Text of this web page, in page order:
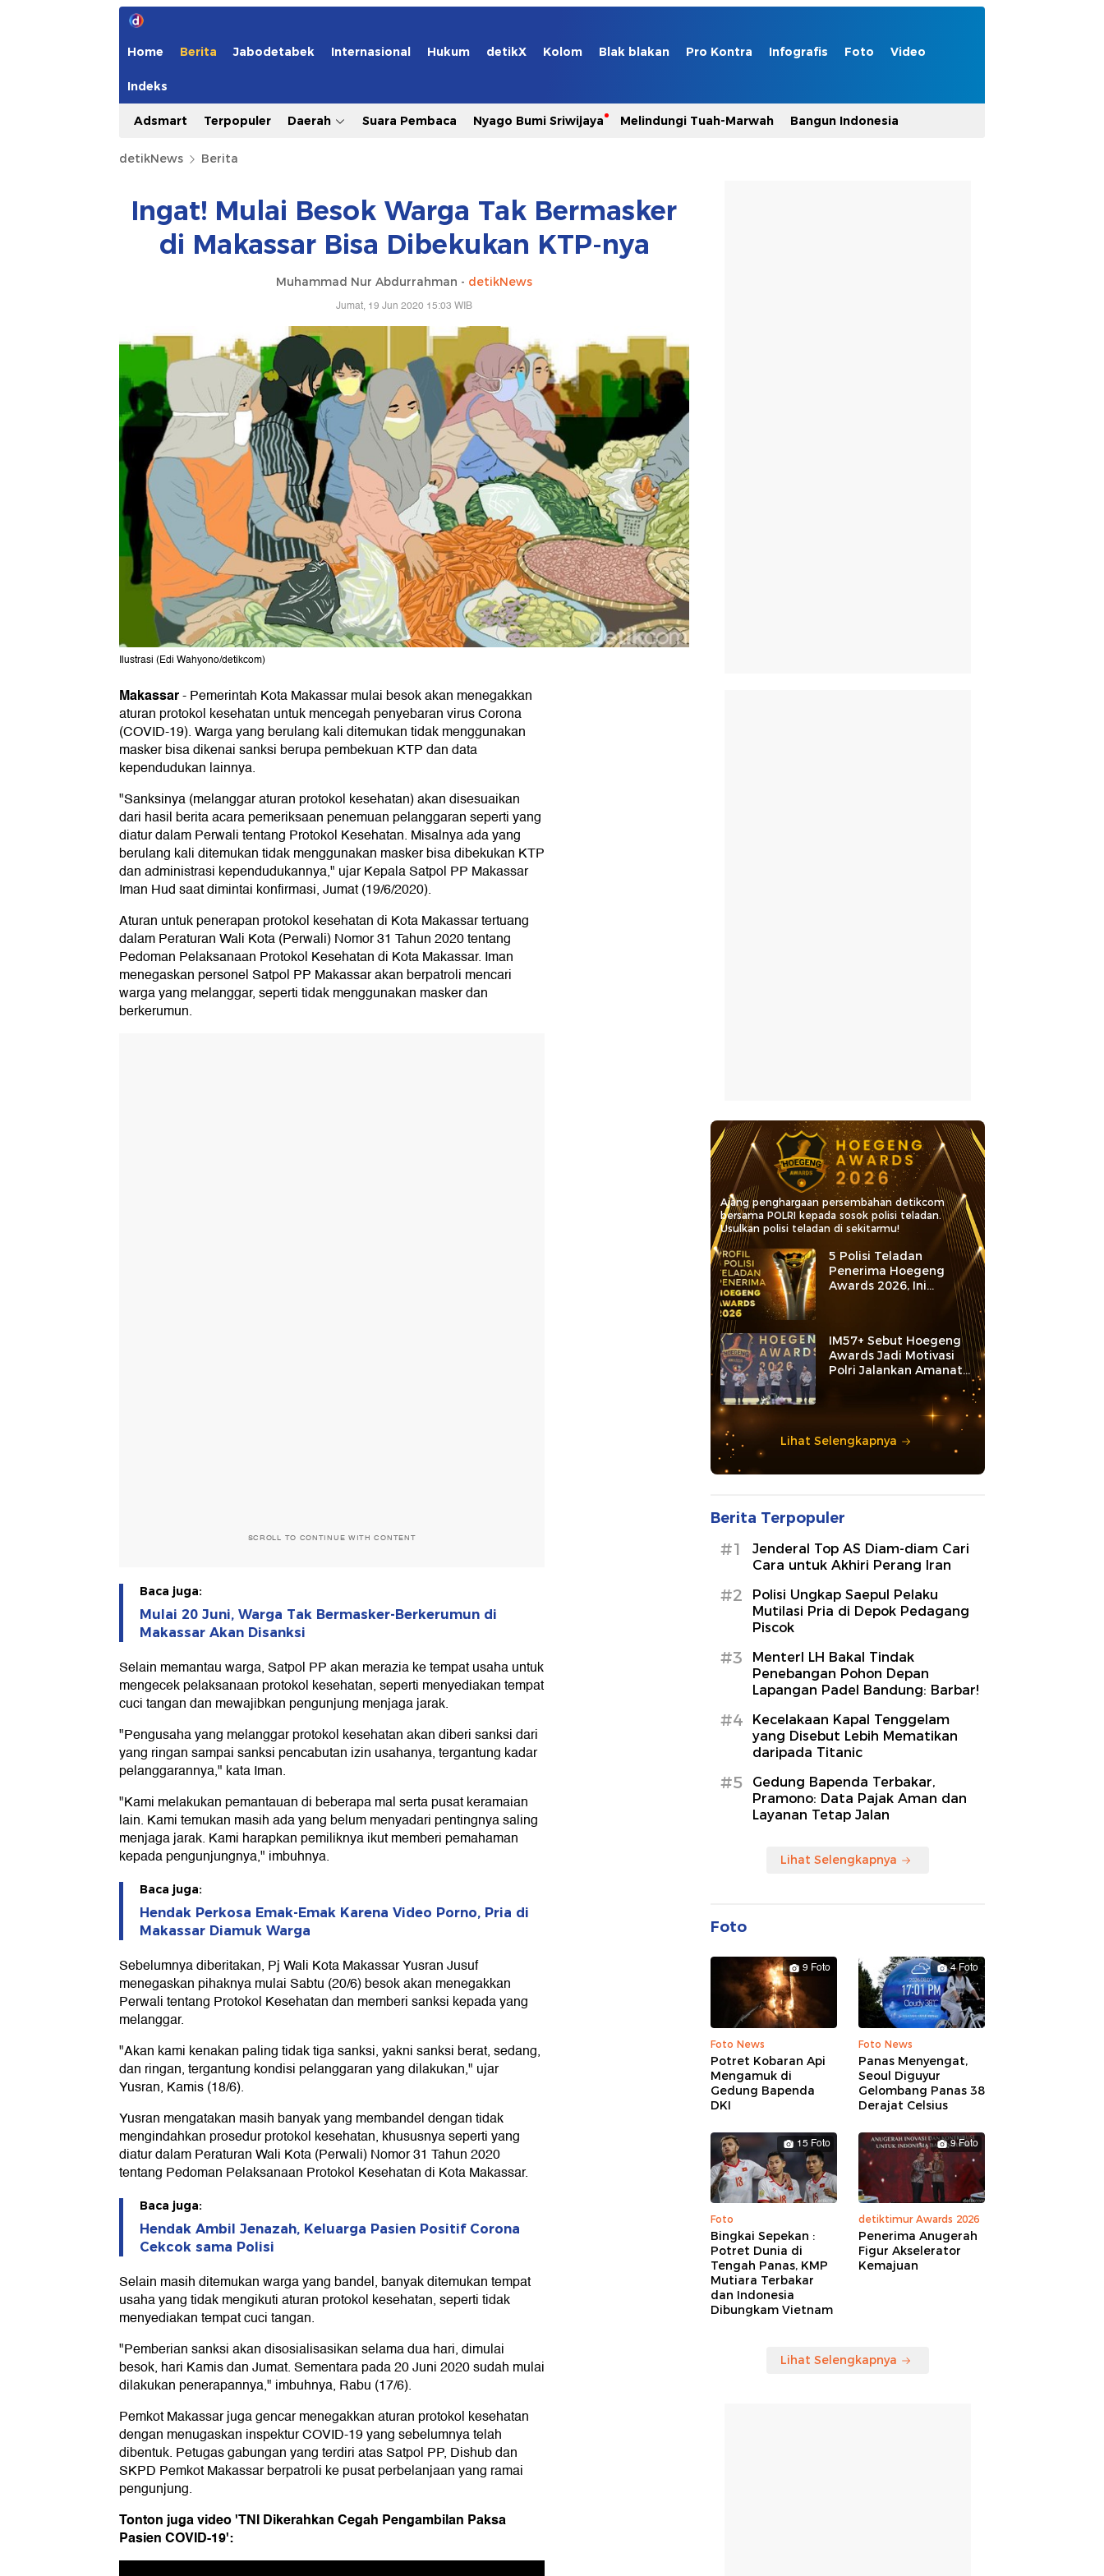
Home Berita Jabodetabek Internasional Hukum detikX Kolom Blak blakan Pro Kontra Infografis Foto Video
Indeks
Adsmart Terpopuler Daerah Suara Pembaca Nyago Bumi Sriwijaya Melindungi Tuah-Marwah Bangun Indonesia
detikNews Berita
Ingat! Mulai Besok Warga Tak Bermasker
di Makassar Bisa Dibekukan KTP-nya
Muhammad Nur Abdurrahman - detikNews
Jumat, 19 Jun 2020 15:03 WIB
Ilustrasi (Edi Wahyono/detikcom)
Makassar-Pemerintah Kota Makassar mulai besok akan menegakkan
aturan protokol kesehatan untuk mencegah penyebaran virus Corona
(COVID-19). Warga yang berulang kali ditemukan tidak menggunakan
masker bisa dikenai sanksi berupa pembekuan KTP dan data
kependudukan lainnya.
"Sanksinya (melanggar aturan protokol kesehatan) akan disesuaikan
dari hasil berita acara pemeriksaan penemuan pelanggaran seperti yang
diatur dalam Perwali tentang Protokol Kesehatan. Misalnya ada yang
berulang kali ditemukan tidak menggunakan masker bisa dibekukan KTP
dan administrasi kependudukannya," ujar Kepala Satpol PP Makassar
Iman Hud saat dimintai konfirmasi, Jumat (19/6/2020).
Aturan untuk penerapan protokol kesehatan di Kota Makassar tertuang
dalam Peraturan Wali Kota (Perwali) Nomor 31 Tahun 2020 tentang
Pedoman Pelaksanaan Protokol Kesehatan di Kota Makassar. Iman
menegaskan personel Satpol PP Makassar akan berpatroli mencari
warga yang melanggar, seperti tidak menggunakan masker dan
berkerumun.
SCROLL TO CONTINUE WITH CONTENT
Baca juga:
Mulai 20 Juni, Warga Tak Bermasker-Berkerumun di
Makassar Akan Disanksi
Selain memantau warga, Satpol PP akan merazia ke tempat usaha untuk
mengecek pelaksanaan protokol kesehatan, seperti menyediakan tempat
cuci tangan dan mewajibkan pengunjung menjaga jarak.
"Pengusaha yang melanggar protokol kesehatan akan diberi sanksi dari
yang ringan sampai sanksi pencabutan izin usahanya, tergantung kadar
pelanggarannya," kata Iman.
"Kami melakukan pemantauan di beberapa mal serta pusat keramaian
lain. Kami temukan masih ada yang belum menyadari pentingnya saling
menjaga jarak. Kami harapkan pemiliknya ikut memberi pemahaman
kepada pengunjungnya," imbuhnya.
Baca juga:
Hendak Perkosa Emak-Emak Karena Video Porno, Pria di
Makassar Diamuk Warga
Sebelumnya diberitakan, Pj Wali Kota Makassar Yusran Jusuf
menegaskan pihaknya mulai Sabtu (20/6) besok akan menegakkan
Perwali tentang Protokol Kesehatan dan memberi sanksi kepada yang
melanggar.
"Akan kami kenakan paling tidak tiga sanksi, yakni sanksi berat, sedang,
dan ringan, tergantung kondisi pelanggaran yang dilakukan," ujar
Yusran, Kamis (18/6).
Yusran mengatakan masih banyak yang membandel dengan tidak
mengindahkan prosedur protokol kesehatan, khususnya seperti yang
diatur dalam Peraturan Wali Kota (Perwali) Nomor 31 Tahun 2020
tentang Pedoman Pelaksanaan Protokol Kesehatan di Kota Makassar.
Baca juga:
Hendak Ambil Jenazah, Keluarga Pasien Positif Corona
Cekcok sama Polisi
Selain masih ditemukan warga yang bandel, banyak ditemukan tempat
usaha yang tidak mengikuti aturan protokol kesehatan, seperti tidak
menyediakan tempat cuci tangan.
"Pemberian sanksi akan disosialisasikan selama dua hari, dimulai
besok, hari Kamis dan Jumat. Sementara pada 20 Juni 2020 sudah mulai
dilakukan penerapannya," imbuhnya, Rabu (17/6).
Pemkot Makassar juga gencar menegakkan aturan protokol kesehatan
dengan menugaskan inspektur COVID-19 yang sebelumnya telah
dibentuk. Petugas gabungan yang terdiri atas Satpol PP, Dishub dan
SKPD Pemkot Makassar berpatroli ke pusat perbelanjaan yang ramai
pengunjung.
Tonton juga video 'TNI Dikerahkan Cegah Pengambilan Paksa
Pasien COVID-19':
Ajang penghargaan persembahan detikcom
bersama POLRI kepada sosok polisi teladan.
Usulkan polisi teladan di sekitarmu!
5 Polisi Teladan
Penerima Hoegeng
Awards 2026, Ini
Kategori dan Kiprahnya
IM57+ Sebut Hoegeng
Awards Jadi Motivasi
Polri Jalankan Amanat
Lihat Selengkapnya
Berita Terpopuler
#1
Jenderal Top AS Diam-diam Cari
Cara untuk Akhiri Perang Iran
#2
Polisi Ungkap Saepul Pelaku
Mutilasi Pria di Depok Pedagang
Piscok
#3
MenterI LH Bakal Tindak
Penebangan Pohon Depan
Lapangan Padel Bandung: Barbar!
#4
Kecelakaan Kapal Tenggelam
yang Disebut Lebih Mematikan
daripada Titanic
#5
Gedung Bapenda Terbakar,
Pramono: Data Pajak Aman dan
Layanan Tetap Jalan
Lihat Selengkapnya
Foto
9 Foto
Foto News
Potret Kobaran Api
Mengamuk di
Gedung Bapenda
DKI
4 Foto
Foto News
Panas Menyengat,
Seoul Diguyur
Gelombang Panas 38
Derajat Celsius
15 Foto
Foto
Bingkai Sepekan :
Potret Dunia di
Tengah Panas, KMP
Mutiara Terbakar
dan Indonesia
Dibungkam Vietnam
9 Foto
detiktimur Awards 2026
Penerima Anugerah
Figur Akselerator
Kemajuan
Lihat Selengkapnya